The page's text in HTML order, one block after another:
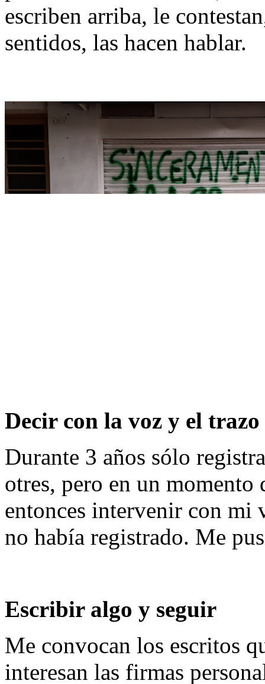
escriben arriba, le
sentidos, las hacen hablar.
Decir con la voz y el trazo
Durante 3 años sólo
otres, pero en un
entonces intervenir con mi
no había registrado. Me
Escribir algo y seguir
Me convocan los escritos
interesan las firmas